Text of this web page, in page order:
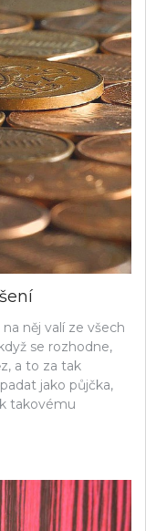
něj valí ze všech
se rozhodne,
a to za tak
jako půjčka,
takovému